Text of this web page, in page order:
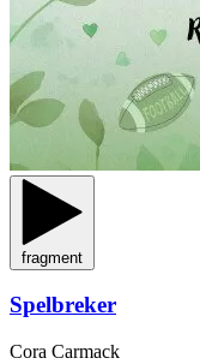
fragment
Spelbreker
Cora Carmack